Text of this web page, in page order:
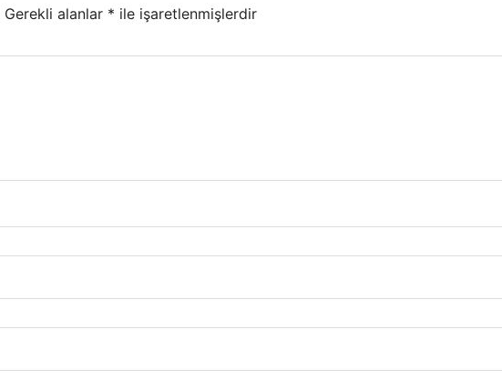
Gerekli alanlar * ile işaretlenmişlerdir